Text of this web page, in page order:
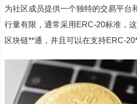
为社区成员提供一个独特的交易平台
行量有限，通常采用ERC-20标准，
区块链**通，并且可以在支持ERC-